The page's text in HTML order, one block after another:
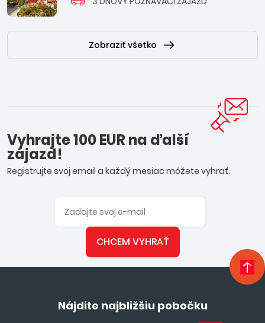
Zobraziť všetko
Vyhrajte 100 EUR na ďalší
zájazd!
Registrujte svoj email a každý mesiac môžete vyhrať.
CHCEM VYHRAŤ
Nájdite najbližšiu pobočku